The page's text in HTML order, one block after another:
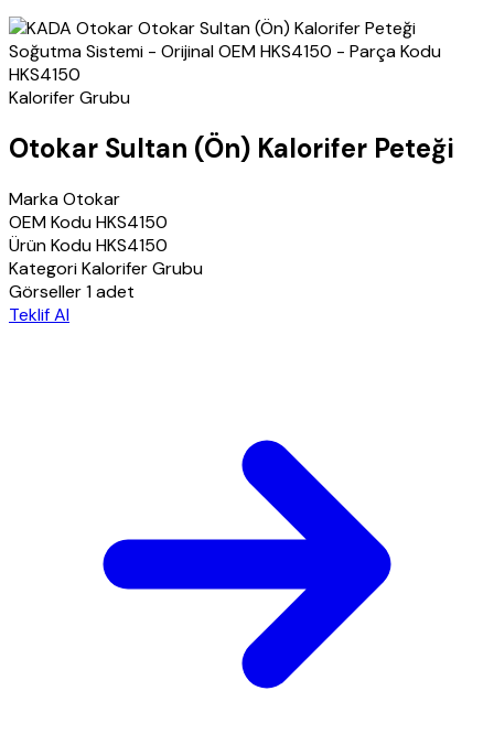
Kalorifer Grubu
Otokar Sultan (Ön) Kalorifer Peteği
MarkaOtokar
OEM KoduHKS4150
Ürün KoduHKS4150
KategoriKalorifer Grubu
Görseller1 adet
Teklif Al